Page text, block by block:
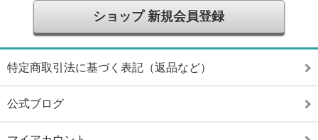
ショップ 新規会員登録
特定商取引法に基づく表記（返品など）
公式ブログ